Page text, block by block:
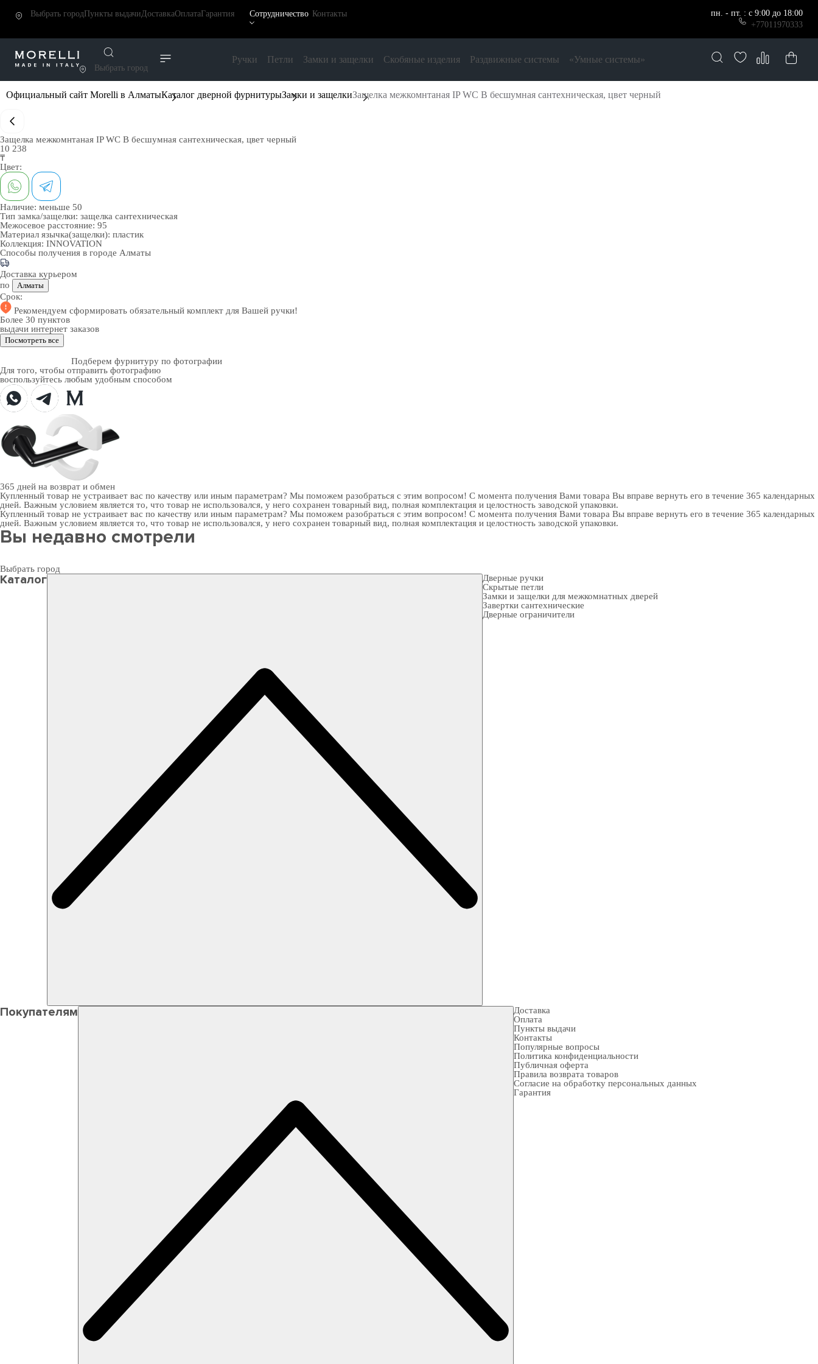
Выбрать городПункты выдачиДоставкаОплатаГарантия Сотрудничество Контакты
пн. - пт. : с 9:00 до 18:00
+77011970333
Выбрать город
Ручки Петли Замки и защелки Скобяные изделия Раздвижные системы «Умные системы»
Официальный сайт Morelli в АлматыКаталог дверной фурнитурыЗамки и защелкиЗащелка межкомнтаная IP WC B бесшумная сантехническая, цвет черный
Защелка межкомнтаная IP WC B бесшумная сантехническая, цвет черный
10 238
₸
Цвет:
Наличие: меньше 50
Тип замка/защелки: защелка сантехническая
Межосевое расстояние: 95
Материал язычка(защелки): пластик
Коллекция: INNOVATION
Способы получения в городе Алматы
Доставка курьером
по
Алматы
Срок:
Рекомендуем сформировать обязательный комплект для Вашей ручки!
Более 30 пунктов
выдачи интернет заказов
Посмотреть все
Подберем фурнитуру по фотографии
Для того, чтобы отправить фотографию
воспользуйтесь любым удобным способом
365 дней на возврат и обмен
Купленный товар не устраивает вас по качеству или иным параметрам? Мы поможем разобраться с этим вопросом! С момента получения Вами товара Вы вправе вернуть его в течение 365 календарных
дней. Важным условием является то, что товар не использовался, у него сохранен товарный вид, полная комплектация и целостность заводской упаковки.
Купленный товар не устраивает вас по качеству или иным параметрам? Мы поможем разобраться с этим вопросом! С момента получения Вами товара Вы вправе вернуть его в течение 365 календарных
дней. Важным условием является то, что товар не использовался, у него сохранен товарный вид, полная комплектация и целостность заводской упаковки.
Вы недавно смотрели
Выбрать город
Каталог
Дверные ручки
Скрытые петли
Замки и защелки для межкомнатных дверей
Завертки сантехнические
Дверные ограничители
Покупателям
Доставка
Оплата
Пункты выдачи
Контакты
Популярные вопросы
Политика конфиденциальности
Публичная оферта
Правила возврата товаров
Согласие на обработку персональных данных
Гарантия